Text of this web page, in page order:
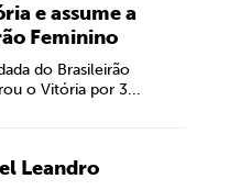
e assume a
Feminino
do Brasileirão
o Vitória por 3...
Leandro